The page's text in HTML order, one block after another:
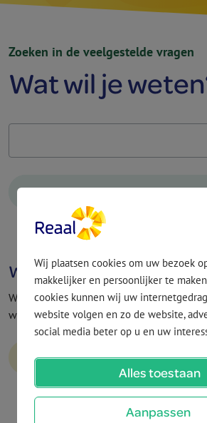
Wij plaatsen cookies om uw bezoek op onze website
makkelijker en persoonlijker te
cookies kunnen wij uw
website volgen en zo de website,
social media beter op u en uw
Alles toestaan
Aanpassen
Zoeken in de veelgestelde vragen
Wat wil je
Wat vind je van deze
Wat vind je van deze pagina? Met jouw
we onze service.